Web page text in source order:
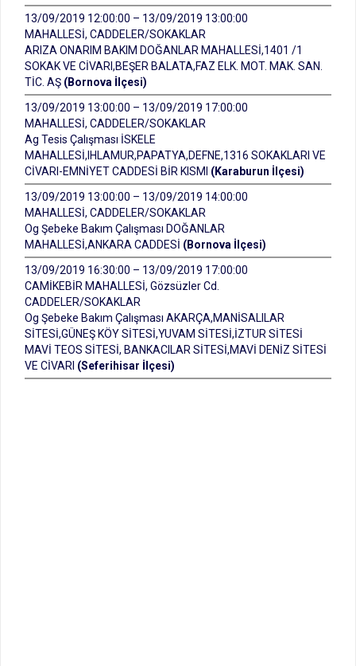
13/09/2019 12:00:00 – 13/09/2019 13:00:00
MAHALLESİ, CADDELER/SOKAKLAR
ARIZA ONARIM BAKIM DOĞANLAR MAHALLESİ,1401 /1
SOKAK VE CİVARI,BEŞER BALATA,FAZ ELK. MOT. MAK. SAN.
TİC. AŞ (Bornova İlçesi)
13/09/2019 13:00:00 – 13/09/2019 17:00:00
MAHALLESİ, CADDELER/SOKAKLAR
Ag Tesis Çalışması İSKELE
MAHALLESİ,IHLAMUR,PAPATYA,DEFNE,1316 SOKAKLARI VE
CİVARI-EMNİYET CADDESİ BİR KISMI (Karaburun İlçesi)
13/09/2019 13:00:00 – 13/09/2019 14:00:00
MAHALLESİ, CADDELER/SOKAKLAR
Og Şebeke Bakım Çalışması DOĞANLAR
MAHALLESİ,ANKARA CADDESİ (Bornova İlçesi)
13/09/2019 16:30:00 – 13/09/2019 17:00:00
CAMİKEBİR MAHALLESİ, Gözsüzler Cd.
CADDELER/SOKAKLAR
Og Şebeke Bakım Çalışması AKARÇA,MANİSALILAR
SİTESİ,GÜNEŞ KÖY SİTESİ,YUVAM SİTESİ,İZTUR SİTESİ
MAVİ TEOS SİTESİ, BANKACILAR SİTESİ,MAVİ DENİZ SİTESİ
VE CİVARI (Seferihisar İlçesi)